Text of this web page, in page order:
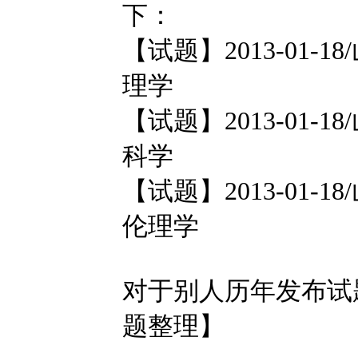
下：
【试题】2013-01-
理学
【试题】2013-01-
科学
【试题】2013-01-
伦理学
对于别人历年发布
题整理】